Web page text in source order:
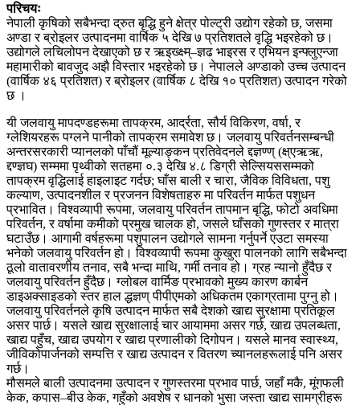
परिचयः
नेपाली कृषिको सबैभन्दा द्रुत बृद्धि हुने क्षेत्र पोल्ट्री उद्योग रहेको छ, जसमा
अण्डा र ब्रोइलर उत्पादनमा वार्षिक ५ देखि ७ प्रतिशतले वृद्धि भइरहेको छ।
उद्योगले लचिलोपन देखाएको छ र ऋइख्क्ष्म्–ज्ञढ भाइरस र एभियन इन्फ्लुएन्जा
महामारीको बावजुद अझै विस्तार भइरहेको छ। नेपालले अण्डाको उच्च उत्पादन
(वार्षिक ४६ प्रतिशत) र ब्रोइलर (वार्षिक ८ देखि १० प्रतिशत) उत्पादन गरेको
छ ।
यी जलवायु मापदण्डहरूमा तापक्रम, आर्द्रता, सौर्य विकिरण, वर्षा, र
ग्लेशियरहरू पग्लने पानीको तापक्रम समावेश छ। जलवायु परिवर्तनसम्बन्धी
अन्तरसरकारी प्यानलको पाँचौं मूल्याङ्कन प्रतिवेदनले द्दज्ञण्ण् (क्ष्एऋऋ,
द्दण्ज्ञघ) सम्ममा पृथ्वीको सतहमा ०.३ देखि ४.८ डिग्री सेल्सियससम्मको
तापक्रम वृद्धिलाई हाइलाइट गर्दछ; घाँस बाली र चारा, जैविक विविधता, पशु
कल्याण, उत्पादनशील र प्रजनन विशेषताहरु मा परिवर्तन मार्फत पशुधन
प्रभावित। विश्वव्यापी रूपमा, जलवायु परिवर्तन तापमान बृद्धि, फोटो अवधिमा
परिवर्तन, र वर्षामा कमीको प्रमुख चालक हो, जसले घाँसको गुणस्तर र मात्रा
घटाउँछ। आगामी वर्षहरूमा पशुपालन उद्योगले सामना गर्नुपर्ने एउटा समस्या
भनेको जलवायु परिवर्तन हो। विश्वव्यापी रूपमा कुखुरा पालनको लागि सबैभन्दा
ठूलो वातावरणीय तनाव, सबै भन्दा माथि, गर्मी तनाव हो। ग्रह न्यानो हुँदैछ र
जलवायु परिवर्तन हुँदैछ। ग्लोबल वार्मिङ प्रभावको मुख्य कारण कार्बन
डाइअक्साइडको स्तर हाल द्धज्ञण् पीपीएमको अधिकतम एकाग्रतामा पुग्नु हो।
जलवायु परिवर्तनले कृषि उत्पादन मार्फत सबै देशको खाद्य सुरक्षामा प्रतिकूल
असर पार्छ। यसले खाद्य सुरक्षालाई चार आयाममा असर गर्छ, खाद्य उपलब्धता,
खाद्य पहुँच, खाद्य उपयोग र खाद्य प्रणालीको दिगोपन। यसले मानव स्वास्थ्य,
जीविकोपार्जनको सम्पत्ति र खाद्य उत्पादन र वितरण च्यानलहरूलाई पनि असर
गर्छ।
मौसमले बाली उत्पादनमा उत्पादन र गुणस्तरमा प्रभाव पार्छ, जहाँ मकै, मूंगफली
केक, कपास–बीउ केक, गहुँको अवशेष र धानको भुसा जस्ता खाद्य सामग्रीहरू